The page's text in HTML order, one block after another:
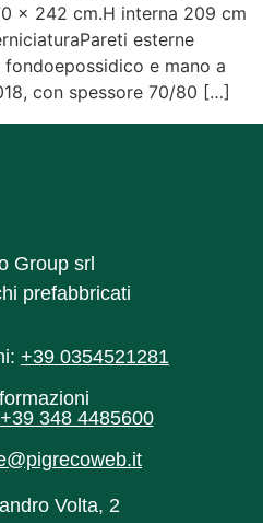
x 242 cm.H interna 209 cm
esterne
e mano a
con spessore 70/80 […]
Group srl
prefabbricati
+39 0354521281
+39 348 4485600‬
Volta, 2